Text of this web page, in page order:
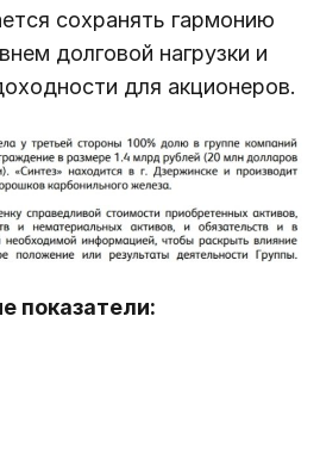
сохранять гармонию
долговой нагрузки и
для акционеров.
показатели: